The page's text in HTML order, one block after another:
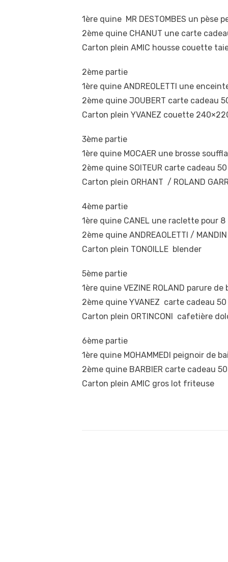
1ère quine MR DESTOMBES un pèse
2ème quine CHANUT une carte
Carton plein AMIC housse couette
2ème partie
1ère quine ANDREOLETTI une
2ème quine JOUBERT carte cadeau
Carton plein YVANEZ couette
3ème partie
1ère quine MOCAER une brosse
2ème quine SOITEUR carte cadeau
Carton plein ORHANT / ROLAND
4ème partie
1ère quine CANEL une raclette pour
2ème quine ANDREAOLETTI /
Carton plein TONOILLE blender
5ème partie
1ère quine VEZINE ROLAND parure
2ème quine YVANEZ carte cadeau
Carton plein ORTINCONI cafetière
6ème partie
1ère quine MOHAMMEDI peignoir de
2ème quine BARBIER carte cadeau
Carton plein AMIC gros lot friteuse